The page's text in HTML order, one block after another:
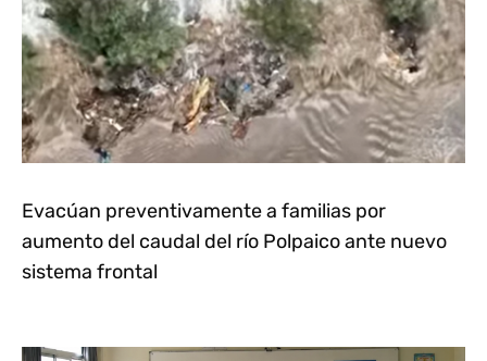
Evacúan preventivamente a familias por
aumento del caudal del río Polpaico ante nuevo
sistema frontal